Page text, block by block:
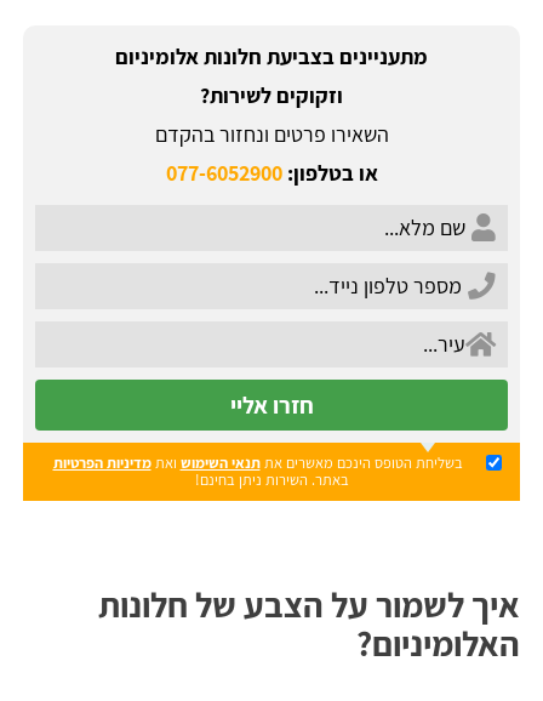
מתעניינים בצביעת חלונות אלומיניום
וזקוקים לשירות?
השאירו פרטים ונחזור בהקדם
או בטלפון:077-6052900
חזרו אליי
בשליחת הטופס הינכם מאשרים אתתנאי השימוש ואתמדיניות הפרטיות
באתר. השירות ניתן בחינם!
איך לשמור על הצבע של חלונות
האלומיניום?